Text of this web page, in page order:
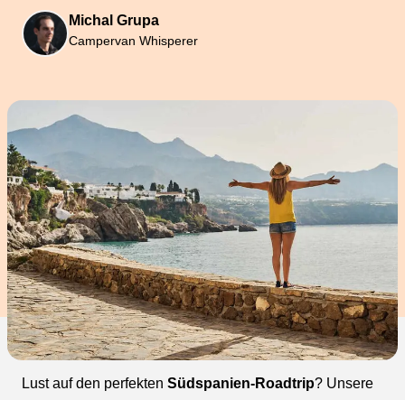
Michal Grupa
Campervan Whisperer
Lust auf den perfekten Südspanien-Roadtrip? Unsere